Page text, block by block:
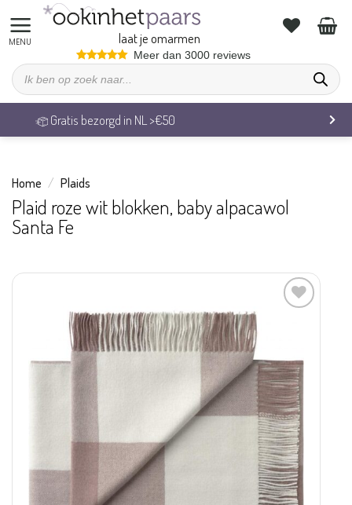
naar
inhoud
laat je omarmen
Meer dan 3000 reviews
Producten
zoeken
NL >€50 Veilig betalen
Home / Plaids
Plaid roze wit blokken, baby alpacawol
Santa Fe